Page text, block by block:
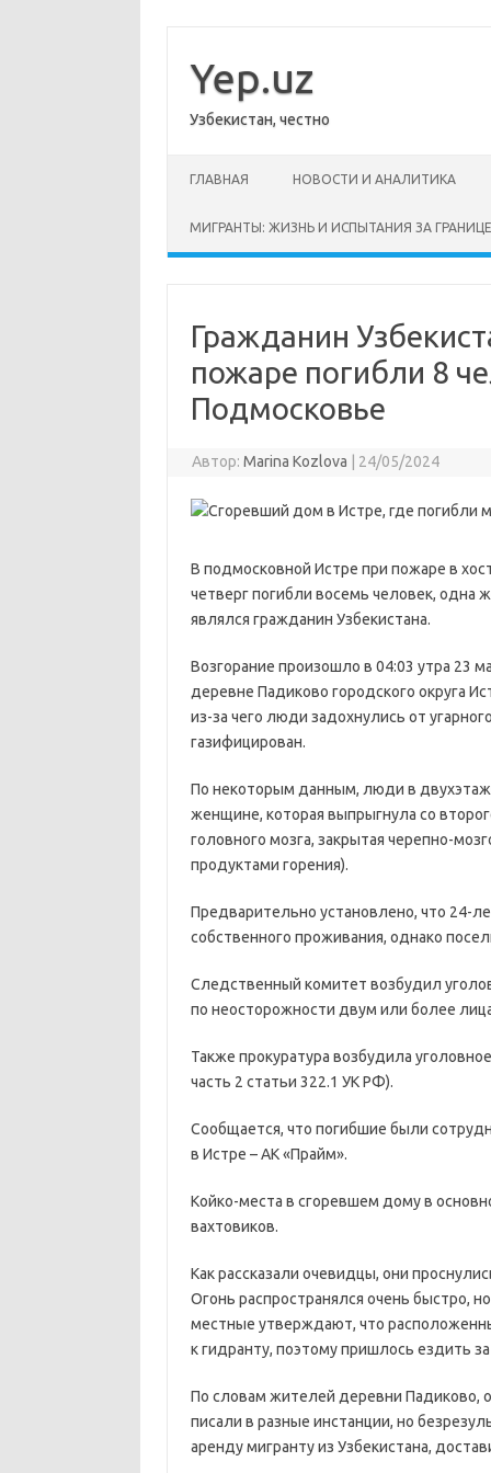
содержимому
Yep.uz
Узбекистан, честно
ГЛАВНАЯ НОВОСТИ И АНАЛИТИКА
МИГРАНТЫ: ЖИЗНЬ И ИСПЫТАНИЯ ЗА
Гражданин
пожаре погибли 8
Подмосковье
Автор: Marina Kozlova 24/05/2024
В подмосковной Истре при пожаре в
четверг погибли восемь человек,
являлся гражданин Узбекистана.
Возгорание произошло в 04:03 утра 23
деревне Падиково городского округа
из-за чего люди задохнулись от
газифицирован.
По некоторым данным, люди в
женщине, которая выпрыгнула со
головного мозга, закрытая черепно-
продуктами горения).
Предварительно установлено, что 24-
собственного проживания, однако
Следственный комитет возбудил
по неосторожности двум или более
Также прокуратура возбудила
часть 2 статьи 322.1 УК РФ).
Сообщается, что погибшие были
в Истре – АК «Прайм».
Койко-места в сгоревшем дому в
вахтовиков.
Как рассказали очевидцы, они
Огонь распространялся очень быстро,
местные утверждают, что
к гидранту, поэтому пришлось ездить
По словам жителей деревни Падиково,
писали в разные инстанции, но
аренду мигранту из Узбекистана,